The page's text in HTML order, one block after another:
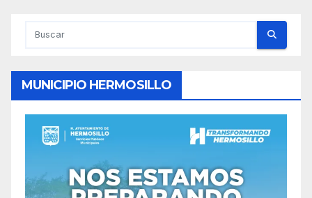
MUNICIPIO HERMOSILLO